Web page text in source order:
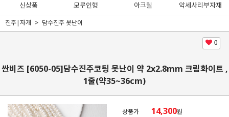
신상품 모루인형 아크릴 악세사리부자재
진주|자개 담수진주 못난이
0
싼비즈 [6050-05]담수진주코팅 못난이 약 2x2.8mm 크림화이트 ,
1줄(약35~36cm)
상품가 14,300원